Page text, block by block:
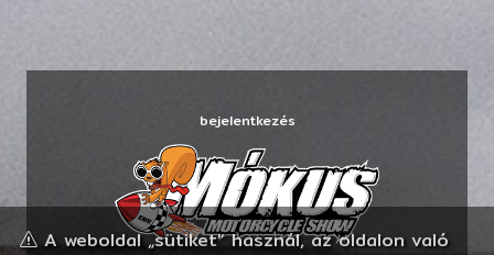
bejelentkezés
A weboldal „sütiket” használ, az oldalon való